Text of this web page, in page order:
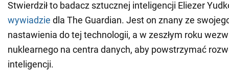
Stwierdził to badacz sztucznej inteligencji Eliezer
wywiadzie dla The Guardian. Jest on znany ze
nastawienia do tej technologii, a w zeszłym roku
nuklearnego na centra danych, aby powstrzymać
inteligencji.